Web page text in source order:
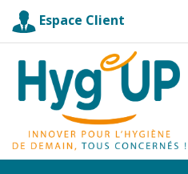
Espace Client